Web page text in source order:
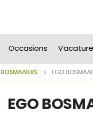
Occasions
BOSMAAIERS EGO
EGO